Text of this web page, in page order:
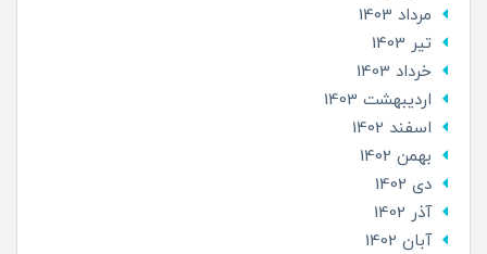
مرداد 1403
تير 1403
خرداد 1403
ارديبهشت 1403
اسفند 1402
بهمن 1402
دی 1402
آذر 1402
آبان 1402